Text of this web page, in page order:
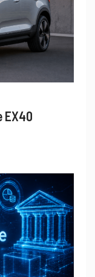
EX40